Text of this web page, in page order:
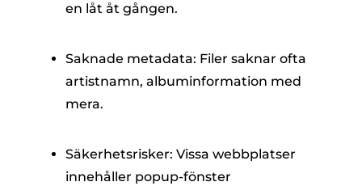
en låt åt gången.
Saknade metadata: Filer saknar ofta
artistnamn, albuminformation med
mera.
Säkerhetsrisker: Vissa webbplatser
innehåller popup-fönster